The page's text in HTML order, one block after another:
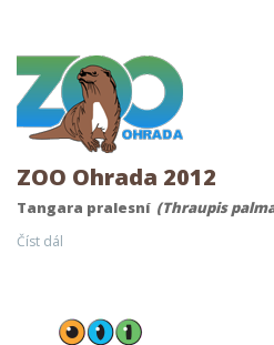
ZOO Ohrada 2012
Tangara pralesní (Thraupis
Číst dál